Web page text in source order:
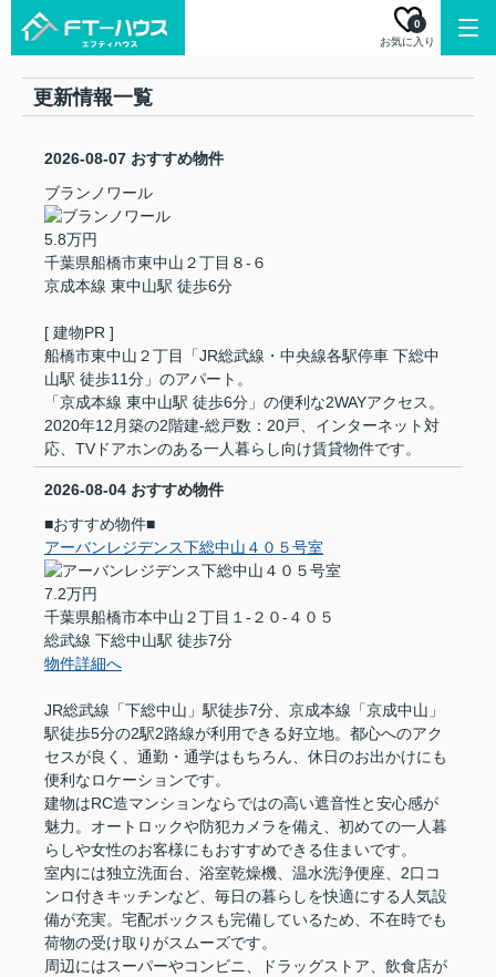
お気に入り
0
更新情報一覧
2026-08-07 おすすめ物件
ブランノワール
5.8万円
千葉県船橋市東中山２丁目８-６
京成本線 東中山駅 徒歩6分
[ 建物PR ]
船橋市東中山２丁目「JR総武線・中央線各駅停車 下総中
山駅 徒歩11分」のアパート。
「京成本線 東中山駅 徒歩6分」の便利な2WAYアクセス。
2020年12月築の2階建-総戸数：20戸、インターネット対
応、TVドアホンのある一人暮らし向け賃貸物件です。
2026-08-04 おすすめ物件
■おすすめ物件■
アーバンレジデンス下総中山４０５号室
7.2万円
千葉県船橋市本中山２丁目１-２０-４０５
総武線 下総中山駅 徒歩7分
物件詳細へ
JR総武線「下総中山」駅徒歩7分、京成本線「京成中山」
駅徒歩5分の2駅2路線が利用できる好立地。都心へのアク
セスが良く、通勤・通学はもちろん、休日のお出かけにも
便利なロケーションです。
建物はRC造マンションならではの高い遮音性と安心感が
魅力。オートロックや防犯カメラを備え、初めての一人暮
らしや女性のお客様にもおすすめできる住まいです。
室内には独立洗面台、浴室乾燥機、温水洗浄便座、2口コ
ンロ付きキッチンなど、毎日の暮らしを快適にする人気設
備が充実。宅配ボックスも完備しているため、不在時でも
荷物の受け取りがスムーズです。
周辺にはスーパーやコンビニ、ドラッグストア、飲食店が